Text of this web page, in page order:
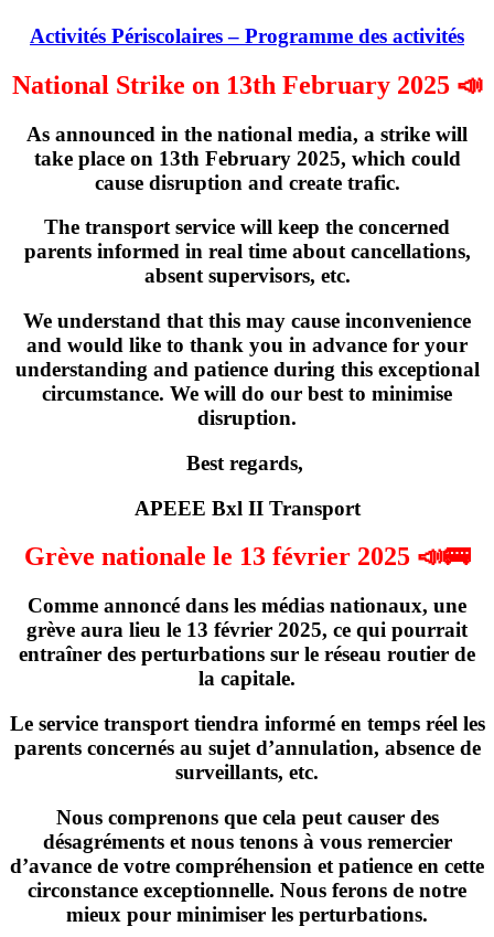
Activités Périscolaires – Programme des activités
National Strike on 13th February 2025 📣
As announced in the national media, a strike will
take place on 13th February 2025, which could
cause disruption and create trafic.
The transport service will keep the concerned
parents informed in real time about cancellations,
absent supervisors, etc.
We understand that this may cause inconvenience
and would like to thank you in advance for your
understanding and patience during this exceptional
circumstance. We will do our best to minimise
disruption.
Best regards,
APEEE Bxl II Transport
Grève nationale le 13 février 2025 📣🚌
Comme annoncé dans les médias nationaux, une
grève aura lieu le 13 février 2025, ce qui pourrait
entraîner des perturbations sur le réseau routier de
la capitale.
Le service transport tiendra informé en temps réel les
parents concernés au sujet d’annulation, absence de
surveillants, etc.
Nous comprenons que cela peut causer des
désagréments et nous tenons à vous remercier
d’avance de votre compréhension et patience en cette
circonstance exceptionnelle. Nous ferons de notre
mieux pour minimiser les perturbations.